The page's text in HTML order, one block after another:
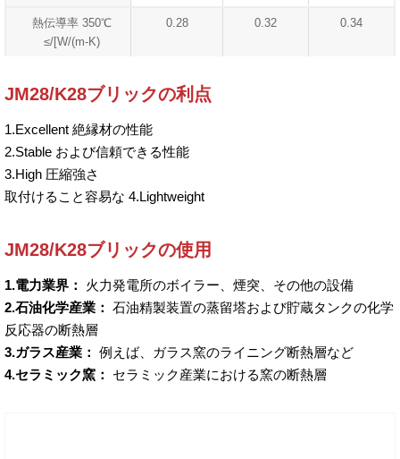
熱伝導率 350℃
≤/[W/(m-K)
0.28 0.32 0.34
JM28/K28ブリックの利点
1.Excellent 絶縁材の性能
2.Stable および信頼できる性能
3.High 圧縮強さ
取付けること容易な 4.Lightweight
JM28/K28ブリックの使用
1.電力業界：
火力発電所のボイラー、煙突、その他の設備
2.石油化学産業： 石油精製装置の蒸留塔および貯蔵タンクの化学
反応器の断熱層
3.ガラス産業： 例えば、ガラス窯のライニング断熱層など
4.セラミック窯：
セラミック産業における窯の断熱層